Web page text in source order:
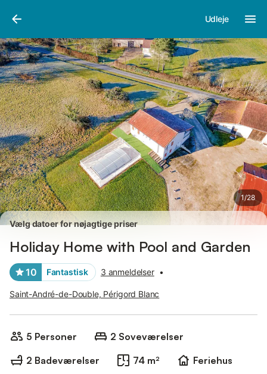
Udleje
1/28
Billeder
Vælg datoer for nøjagtige priser
Holiday Home with Pool and Garden
10 Fantastisk 3 anmeldelser •
Saint-André-de-Double, Périgord Blanc
5 Personer
2 Soveværelser
2 Badeværelser
74 m²
Feriehus